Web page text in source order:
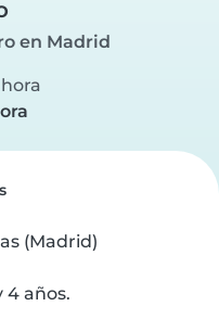
en Madrid
(Madrid)
4 años.